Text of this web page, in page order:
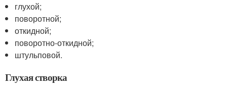
глухой;
поворотной;
откидной;
поворотно-откидной;
штульповой.
Глухая створка